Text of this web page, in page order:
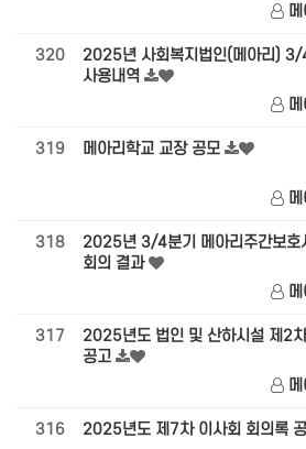
320
2025년 사회복지법인(메아리) 3/
사용내역
319 메아리학교 교장 공모
318
2025년 3/4분기 메아리주간보호
회의 결과
317
2025년도 법인 및 산하시설 제2
공고
316 2025년도 제7차 이사회 회의록